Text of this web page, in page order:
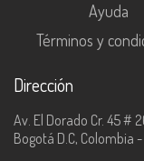
Ayuda
Términos y
Dirección
Av. El Dorado Cr. 45 #
Bogotá D.C, Colombia -